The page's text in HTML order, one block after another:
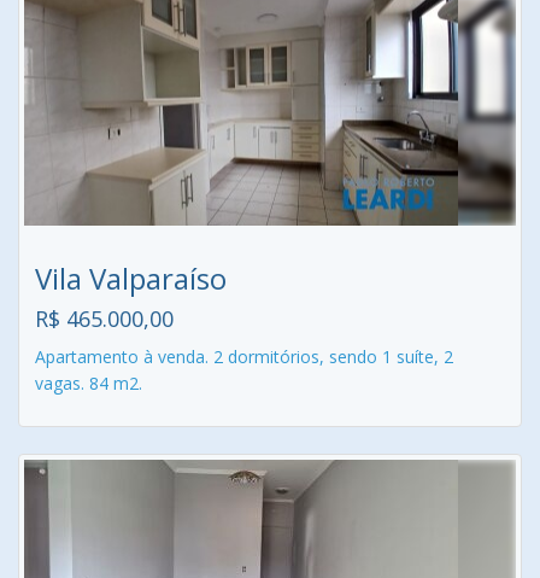
Vila Valparaíso
R$ 465.000,00
Apartamento à venda. 2 dormitórios, sendo 1 suíte, 2
vagas. 84 m2.